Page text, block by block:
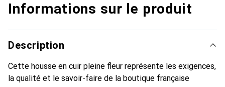
Informations sur le produit
Description
Cette housse en cuir pleine fleur représente les exigences,
la qualité et le savoir-faire de la boutique française